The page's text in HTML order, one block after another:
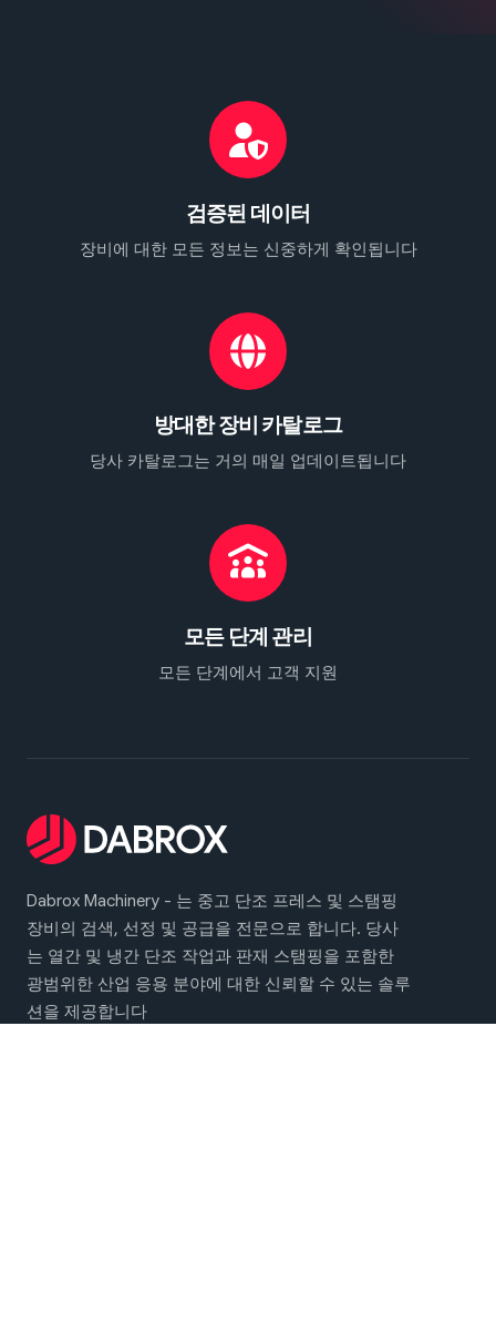
검증된 데이터
장비에 대한 모든 정보는 신중하게 확인됩니다
방대한 장비 카탈로그
당사 카탈로그는 거의 매일 업데이트됩니다
모든 단계 관리
모든 단계에서 고객 지원
Dabrox Machinery - 는 중고 단조 프레스 및 스탬핑
장비의 검색, 선정 및 공급을 전문으로 합니다. 당사
는 열간 및 냉간 단조 작업과 판재 스탬핑을 포함한
광범위한 산업 응용 분야에 대한 신뢰할 수 있는 솔루
션을 제공합니다